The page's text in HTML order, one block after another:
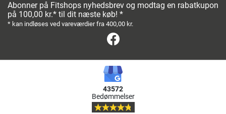
Abonner på Fitshops nyhedsbrev og modtag en rabatkupon
på 100,00 kr.* til dit næste køb! *
* kan indløses ved vareværdier fra 400,00 kr.
43572
Bedømmelser